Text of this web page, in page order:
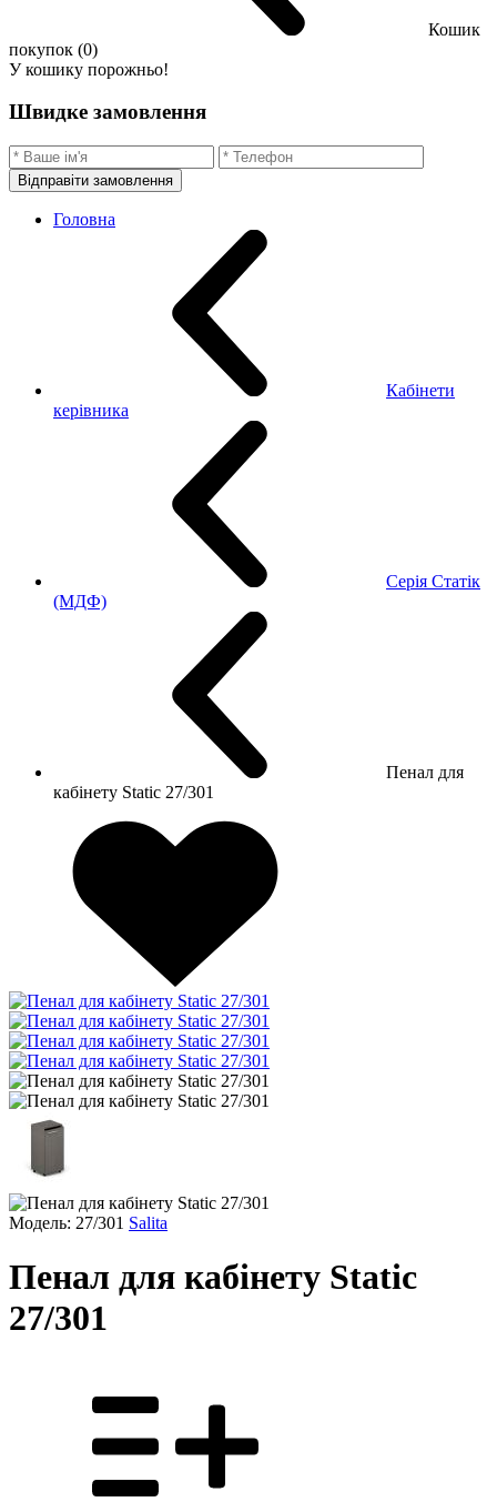
Кошик
покупок (0)
У кошику порожньо!
Швидке замовлення
Відправіти замовлення
Головна
Кабінети
керівника
Серія Статік
(МДФ)
Пенал для
кабінету Static 27/301
Модель: 27/301 Salita
Пенал для кабінету Static
27/301